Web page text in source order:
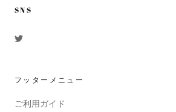
SNS
フッターメニュー
ご利用ガイド